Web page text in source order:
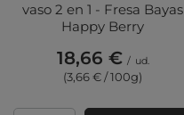
vaso 2 en 1 - Fresa Bayas
Happy Berry
18,66 € / ud.
(3,66 € / 100g)